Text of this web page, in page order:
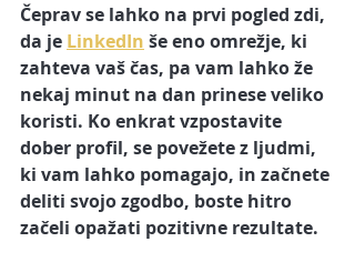
Čeprav se lahko na prvi pogled zdi,
da je LinkedIn še eno omrežje, ki
zahteva vaš čas, pa vam lahko že
nekaj minut na dan prinese veliko
koristi. Ko enkrat vzpostavite
dober profil, se povežete z ljudmi,
ki vam lahko pomagajo, in začnete
deliti svojo zgodbo, boste hitro
začeli opažati pozitivne rezultate.